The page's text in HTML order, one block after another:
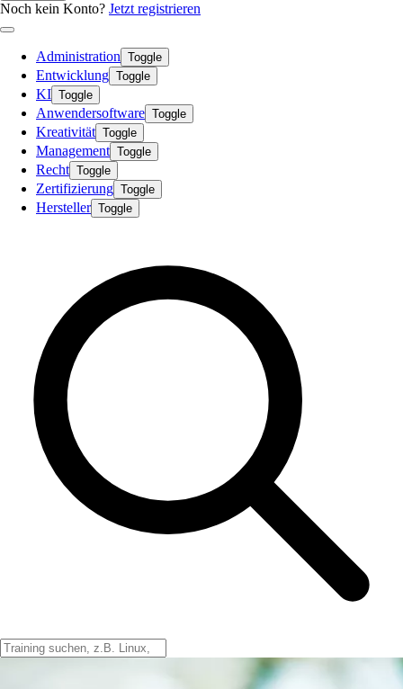
Noch kein Konto? Jetzt registrieren
Administration Toggle
Entwicklung Toggle
KI Toggle
Anwendersoftware Toggle
Kreativität Toggle
Management Toggle
Recht Toggle
Zertifizierung Toggle
Hersteller Toggle